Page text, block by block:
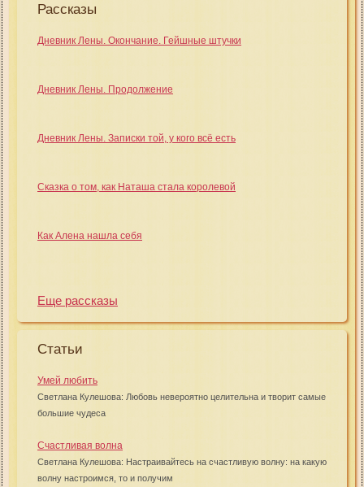
Рассказы
Дневник Лены. Окончание. Гейшные штучки
Дневник Лены. Продолжение
Дневник Лены. Записки той, у кого всё есть
Сказка о том, как Наташа стала королевой
Как Алена нашла себя
Еще рассказы
Статьи
Умей любить
Светлана Кулешова: Любовь невероятно целительна и творит самые
большие чудеса
Счастливая волна
Светлана Кулешова: Настраивайтесь на счастливую волну: на какую
волну настроимся, то и получим